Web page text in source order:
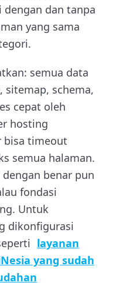
dan tanpa
yang sama
semua data
sitemap, schema,
cepat oleh
hosting
bisa timeout
semua halaman.
dengan benar pun
fondasi
Untuk
dikonfigurasi
layanan
yang sudah